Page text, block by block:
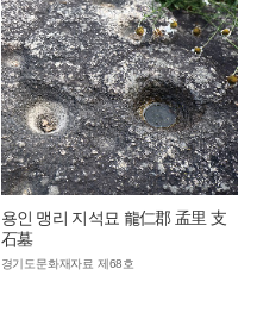
용인 맹리 지석묘 龍仁郡 孟里 支
石墓
경기도문화재자료 제68호